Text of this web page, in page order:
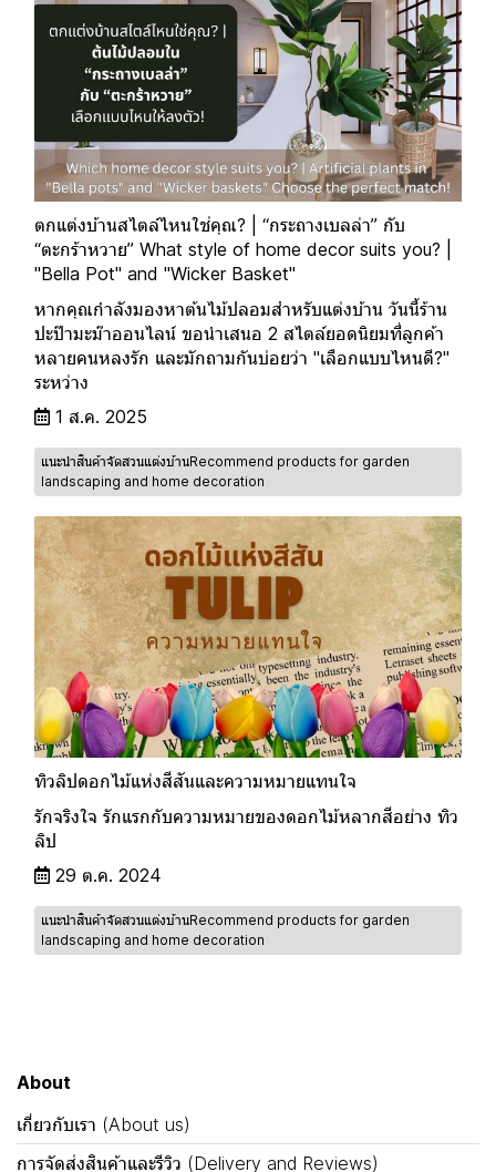
ตกแต่งบ้านสไตล์ไหนใช่คุณ? | “กระถางเบลล่า” กับ
“ตะกร้าหวาย” What style of home decor suits you? |
"Bella Pot" and "Wicker Basket"
หากคุณกำลังมองหาต้นไม้ปลอมสำหรับแต่งบ้าน วันนี้ร้าน
ปะป๊ามะม๊าออนไลน์ ขอนำเสนอ 2 สไตล์ยอดนิยมที่ลูกค้า
หลายคนหลงรัก และมักถามกันบ่อยว่า "เลือกแบบไหนดี?"
ระหว่าง
1 ส.ค. 2025
แนะนำสินค้าจัดสวนแต่งบ้านRecommend products for garden
landscaping and home decoration
ทิวลิปดอกไม้แห่งสีสันและความหมายแทนใจ
รักจริงใจ รักแรกกับความหมายของดอกไม้หลากสีอย่าง ทิว
ลิป
29 ต.ค. 2024
แนะนำสินค้าจัดสวนแต่งบ้านRecommend products for garden
landscaping and home decoration
About
เกี่ยวกับเรา (About us)
การจัดส่งสินค้าและรีวิว (Delivery and Reviews)